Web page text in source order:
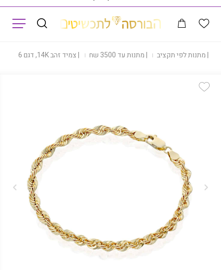
|מתנות לפי תקציב |מתנות עד 3500 שח |צמיד זהב 14K, דגם BROPE-UKPD020-16